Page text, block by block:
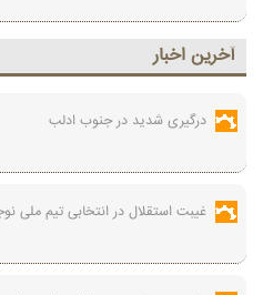
آخرين اخبار
درگیری شدید در جنوب ادلب
غیبت استقلال در انتخابی تیم ملی